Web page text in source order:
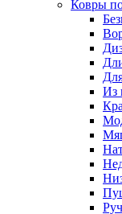
Ковры
Из